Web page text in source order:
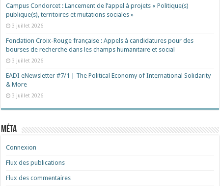
Campus Condorcet : Lancement de l’appel à projets « Politique(s)
publique(s), territoires et mutations sociales »
3 juillet 2026
Fondation Croix-Rouge française : Appels à candidatures pour des
bourses de recherche dans les champs humanitaire et social
3 juillet 2026
EADI eNewsletter #7/1 | The Political Economy of International Solidarity
& More
3 juillet 2026
Méta
Connexion
Flux des publications
Flux des commentaires